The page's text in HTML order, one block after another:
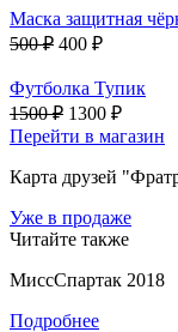
Маска защитная
500 ₽ 400 ₽
Футболка Тупик
1500 ₽ 1300 ₽
Перейти в магазин
Карта друзей
Уже в продаже
Читайте также
МиссСпартак 2018
Подробнее